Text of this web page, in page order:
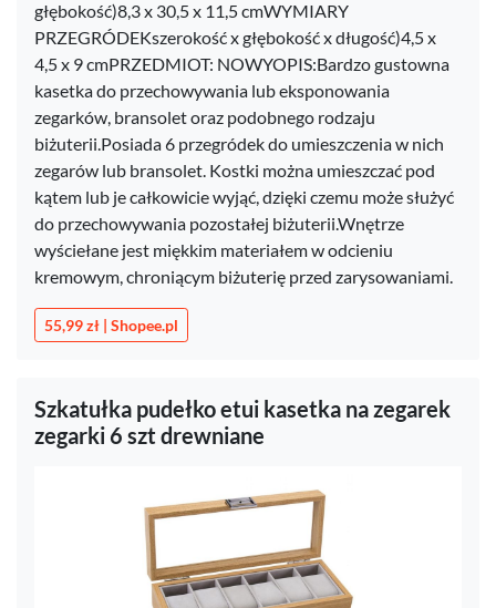
głębokość)8,3 x 30,5 x 11,5 cmWYMIARY
PRZEGRÓDEKszerokość x głębokość x długość)4,5 x
4,5 x 9 cmPRZEDMIOT: NOWYOPIS:Bardzo gustowna
kasetka do przechowywania lub eksponowania
zegarków, bransolet oraz podobnego rodzaju
biżuterii.Posiada 6 przegródek do umieszczenia w nich
zegarów lub bransolet. Kostki można umieszczać pod
kątem lub je całkowicie wyjąć, dzięki czemu może służyć
do przechowywania pozostałej biżuterii.Wnętrze
wyściełane jest miękkim materiałem w odcieniu
kremowym, chroniącym biżuterię przed zarysowaniami.
55,99 zł | Shopee.pl
Szkatułka pudełko etui kasetka na zegarek
zegarki 6 szt drewniane